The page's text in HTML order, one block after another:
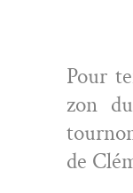
Pour
zon
de